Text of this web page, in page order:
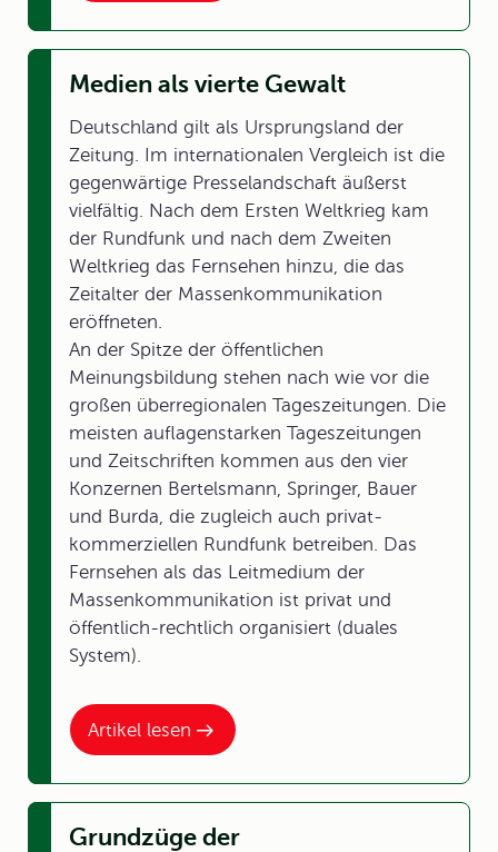
Artikel lesen
Medien als vierte Gewalt
Deutschland gilt als Ursprungsland der
Zeitung. Im internationalen Vergleich ist die
gegenwärtige Presselandschaft äußerst
vielfältig. Nach dem Ersten Weltkrieg kam
der Rundfunk und nach dem Zweiten
Weltkrieg das Fernsehen hinzu, die das
Zeitalter der Massenkommunikation
eröffneten.
An der Spitze der öffentlichen
Meinungsbildung stehen nach wie vor die
großen überregionalen Tageszeitungen. Die
meisten auflagenstarken Tageszeitungen
und Zeitschriften kommen aus den vier
Konzernen Bertelsmann, Springer, Bauer
und Burda, die zugleich auch privat-
kommerziellen Rundfunk betreiben. Das
Fernsehen als das Leitmedium der
Massenkommunikation ist privat und
öffentlich-rechtlich organisiert (duales
System).
Grundzüge der